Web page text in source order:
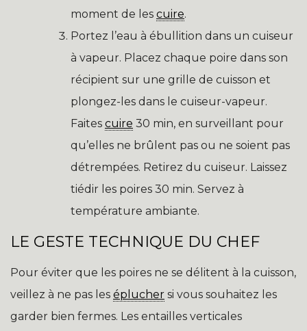
moment de les cuire.
Portez l’eau à ébullition dans un cuiseur
à vapeur. Placez chaque poire dans son
récipient sur une grille de cuisson et
plongez-les dans le cuiseur-vapeur.
Faites cuire 30 min, en surveillant pour
qu’elles ne brûlent pas ou ne soient pas
détrempées. Retirez du cuiseur. Laissez
tiédir les poires 30 min. Servez à
température ambiante.
LE GESTE TECHNIQUE DU CHEF
Pour éviter que les poires ne se délitent à la cuisson,
veillez à ne pas les éplucher si vous souhaitez les
garder bien fermes. Les entailles verticales